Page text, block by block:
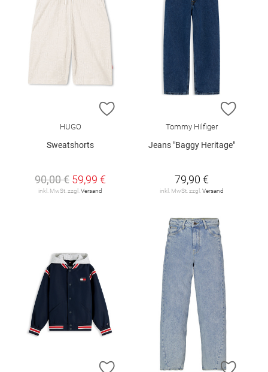
ZUR WUNSCHLISTE HINZUFÜGEN
HUGO
Sweatshorts
90,00 € 59,99 €
inkl. MwSt. zzgl. Versand
ZUR
Tommy Hilfiger
Jeans "Baggy Heritage"
79,90 €
inkl. MwSt. zzgl. Versand
ZUR WUNSCHLISTE HINZUFÜGEN
ZUR